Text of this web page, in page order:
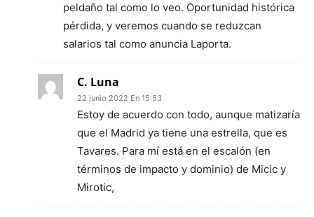
peldaño tal como lo veo. Oportunidad histórica
pérdida, y veremos cuando se reduzcan
salarios tal como anuncia Laporta.
C. Luna
22 junio 2022 En 15:53
Estoy de acuerdo con todo, aunque matizaría
que el Madrid ya tiene una estrella, que es
Tavares. Para mí está en el escalón (en
términos de impacto y dominio) de Micic y
Mirotic,